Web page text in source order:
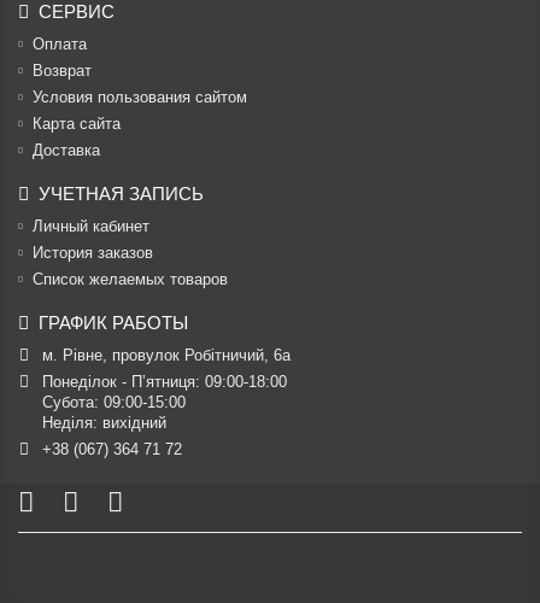
СЕРВИС
Оплата
Возврат
Условия пользования сайтом
Карта сайта
Доставка
УЧЕТНАЯ ЗАПИСЬ
Личный кабинет
История заказов
Список желаемых товаров
ГРАФИК РАБОТЫ
м. Рівне, провулок Робітничий, 6а
Понеділок - П’ятниця: 09:00-18:00
Субота: 09:00-15:00
Неділя: вихідний
+38 (067) 364 71 72